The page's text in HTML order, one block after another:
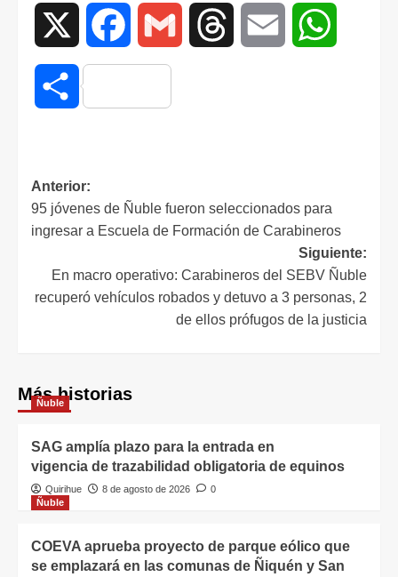
Facebook Gmail Threads Email
Compartir
Anterior:
95 jóvenes de Ñuble fueron seleccionados para
ingresar a Escuela de Formación de Carabineros
Siguiente:
En macro operativo: Carabineros del SEBV Ñuble
recuperó vehículos robados y detuvo a 3 personas, 2
de ellos prófugos de la justicia
Más historias
Ñuble
SAG amplía plazo para la entrada en
vigencia de trazabilidad obligatoria de equinos
Quirihue 8 de agosto de 2026
0
Ñuble
COEVA aprueba proyecto de parque eólico que
se emplazará en las comunas de Ñiquén y San